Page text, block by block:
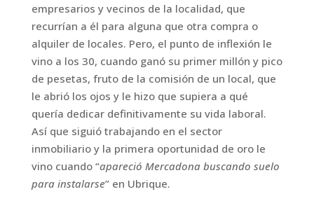
empresarios y vecinos de la localidad, que
recurrían a él para alguna que otra compra o
alquiler de locales. Pero, el punto de inflexión le
vino a los 30, cuando ganó su primer millón y pico
de pesetas, fruto de la comisión de un local, que
le abrió los ojos y le hizo que supiera a qué
quería dedicar definitivamente su vida laboral.
Así que siguió trabajando en el sector
inmobiliario y la primera oportunidad de oro le
vino cuando “apareció Mercadona buscando suelo
para instalarse” en Ubrique.